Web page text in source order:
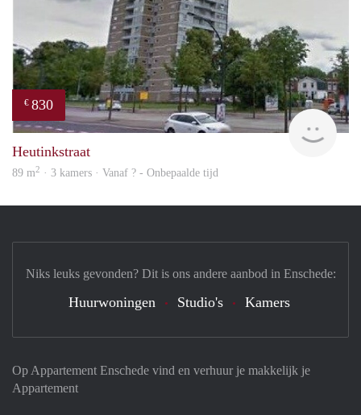
€ 830
Heutinkstraat
89 m2 · 3 kamers · Vanaf ? - Onbepaalde tijd
Op Appartement Enschede vind en verhuur je makkelijk je
Appartement
Niks leuks gevonden? Dit is ons andere aanbod in Enschede:
Huurwoningen Studio's Kamers